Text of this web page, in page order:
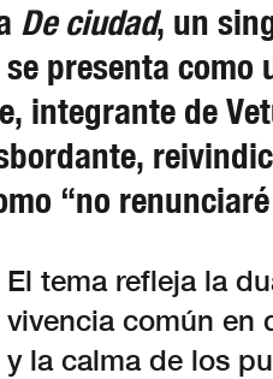
De ciudad, un
presenta
integrante de
“no
El tema refleja la
vivencia común en
y la calma de los